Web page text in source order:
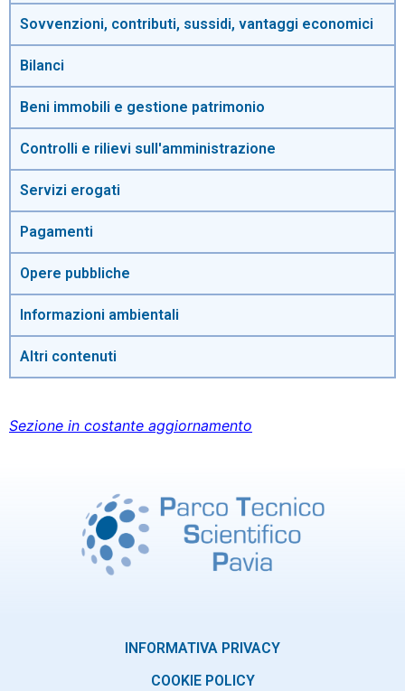
Sovvenzioni, contributi, sussidi, vantaggi economici
Bilanci
Beni immobili e gestione patrimonio
Controlli e rilievi sull'amministrazione
Servizi erogati
Pagamenti
Opere pubbliche
Informazioni ambientali
Altri contenuti
Sezione in costante aggiornamento
INFORMATIVA PRIVACY
COOKIE POLICY